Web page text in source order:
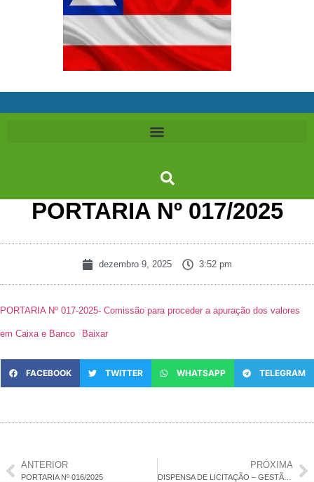
PORTARIA Nº 017/2025
dezembro 9, 2025 3:52 pm
PORTARIA Nº 017-2025- Comissão para proceder a apuração dos valores
em Caixa e Banco Baixar
FACEBOOK TWITTER WHATSAPP TELEGRAM
ANTERIOR
PORTARIA Nº 016/2025
PRÓXIMA
DISPENSA DE LICITAÇÃO – GESTÃO INFORMATIZADA DE BENS PATRIMONIAIS